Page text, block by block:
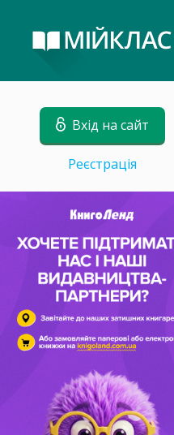
Вхід на сайт
Реєстрація